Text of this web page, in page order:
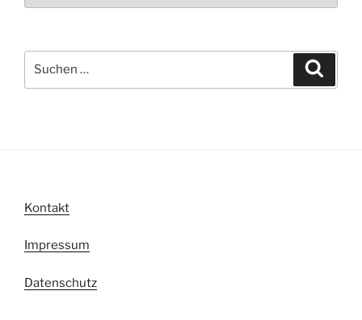
nach:
Kontakt
Impressum
Datenschutz